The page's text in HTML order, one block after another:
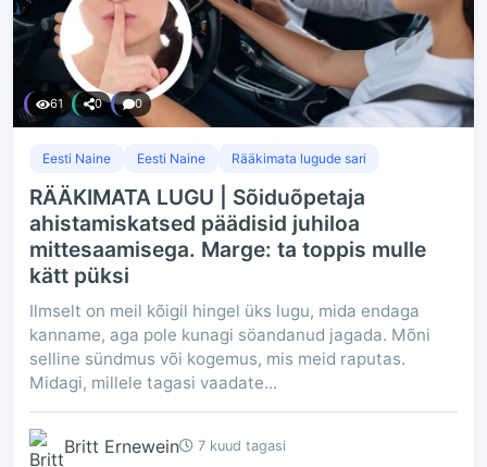
61 0 0
Eesti Naine Eesti Naine Rääkimata lugude sari
RÄÄKIMATA LUGU | Sõiduõpetaja
ahistamiskatsed päädisid juhiloa
mittesaamisega. Marge: ta toppis mulle
kätt püksi
Ilmselt on meil kõigil hingel üks lugu, mida endaga
kanname, aga pole kunagi söandanud jagada. Mõni
selline sündmus või kogemus, mis meid raputas.
Midagi, millele tagasi vaadate...
Britt Ernewein 7 kuud tagasi